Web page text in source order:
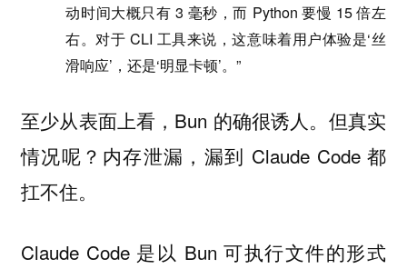
动时间大概只有 3 毫秒，而 Python 要慢 15 倍左
右。对于 CLI 工具来说，这意味着用户体验是‘丝
滑响应’，还是‘明显卡顿’。”
至少从表面上看，Bun 的确很诱人。但真实
情况呢？内存泄漏，漏到 Claude Code 都
扛不住。
Claude Code 是以 Bun 可执行文件的形式